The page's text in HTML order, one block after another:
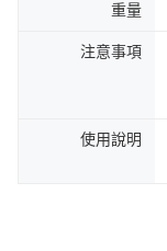
重量
注意事項
使用說明